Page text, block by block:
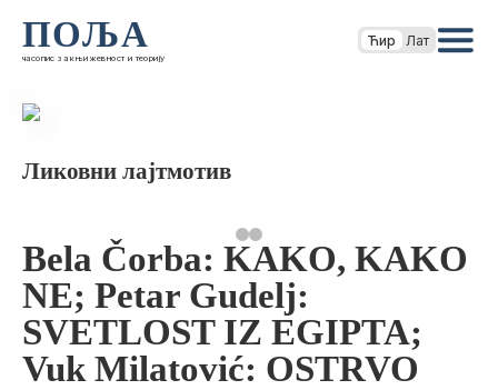
ПОЉА
часопис за књижевност и теорију
Ћир Лат
Ликовни лајтмотив
Bela Čorba: KAKO, KAKO
NE; Petar Gudelj:
SVETLOST IZ EGIPTA;
Vuk Milatović: OSTRVO